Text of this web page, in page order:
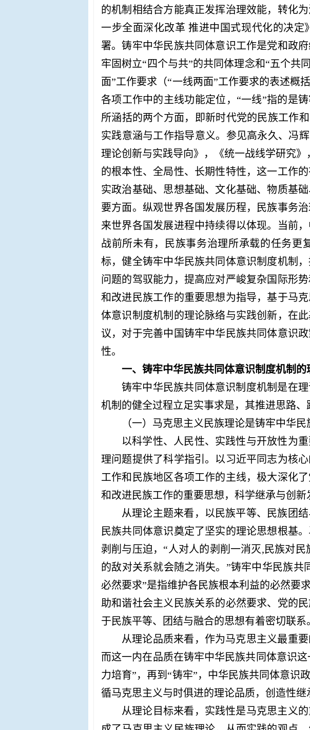
的机制相结合方能真正发挥治理效能，转化
一步全面深化改革 推进中国式现代化的决
署。铸牢中华民族共同体意识工作是党和政
牢固树立“四个与共”的共同体理念和“五个共
面”工作要求 （“一线两面”工作要求的表述概
各项工作中的主线功能定位，“一线”指的是
所涵括的两个方面，即新时代党的民族工作
实践意涵与工作指导意义。参见高永久、冯
理论创新与实践导向》，《统一战线学研究》
的根本性、全局性、长期性特性，这一工作
实政治基础、思想基础、文化基础、物质基
要方面。纵观世界各国发展历程，民族事务
来世界各国发展进程中持续得以体现。当前
战前所未有，民族事务治理所承载的任务更
标，健全铸牢中华民族共同体意识制度机制
问题的驾驭能力，提高应对严峻复杂国际形
和改进民族工作的重要思想为指导，基于马
体意识制度机制的理论脉络与实践创新，在
议，对于完善中国铸牢中华民族共同体意识
性。
一、铸牢中华民族共同体意识制度机制的
铸牢中华民族共同体意识制度机制是在
机制的健全过程立足实事求是，其推进思路
（一）马克思主义民族理论是铸牢中华
以科学性、人民性、实践性与开放性为
理问题提供了科学指引。以习近平同志为核
工作和民族地区各项工作的主线，极大深化
和改进民族工作的重要思想，科学继承与创新
从理论主题来看，以民族平等、民族团
民族共同体意识奠定了坚实的理论思想根基
剥削与压迫， “人对人的剥削一消灭,民族对
的敌对关系就会随之消失。”铸牢中华民族共
必然要求”是指维护各民族根本利益的必然要
助和谐社会主义民族关系的必然要求、党的
于民族平等、团结与融合的思想有着密切联系
从理论品质来看，作为马克思主义最重
而这一内在品质在铸牢中华民族共同体意识
力培育”，再到“铸牢”，中华民族共同体意识
循马克思主义与时俱进的理论品质，创造性继
从理论目标来看，实践性是马克思主义